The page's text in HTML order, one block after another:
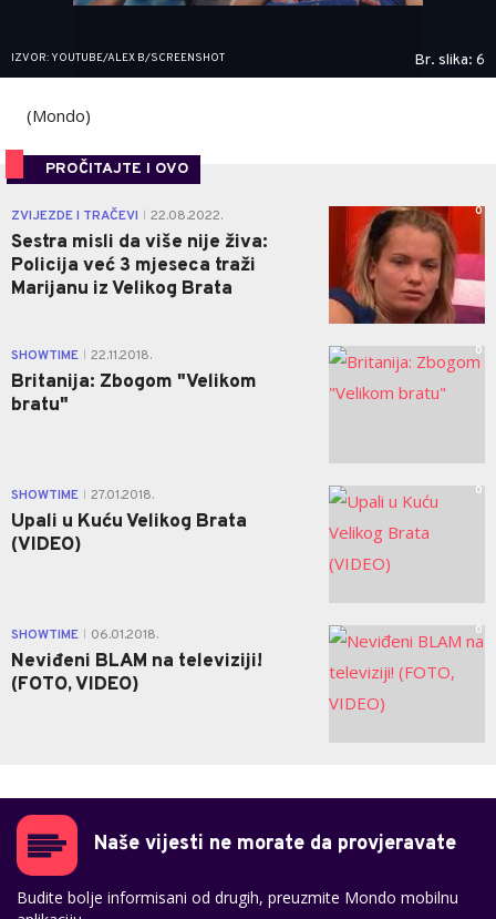
IZVOR: YOUTUBE/ALEX B/SCREENSHOT Br. slika: 6
(Mondo)
PROČITAJTE I OVO
ZVIJEZDE I TRAČEVI 22.08.2022.
Sestra misli da više nije živa:
Policija već 3 mjeseca traži
Marijanu iz Velikog Brata
0
SHOWTIME 22.11.2018.
Britanija: Zbogom "Velikom
bratu"
0
SHOWTIME 27.01.2018.
Upali u Kuću Velikog Brata
(VIDEO)
0
SHOWTIME 06.01.2018.
Neviđeni BLAM na televiziji!
(FOTO, VIDEO)
0
Naše vijesti ne morate da provjeravate
Budite bolje informisani od drugih, preuzmite Mondo mobilnu